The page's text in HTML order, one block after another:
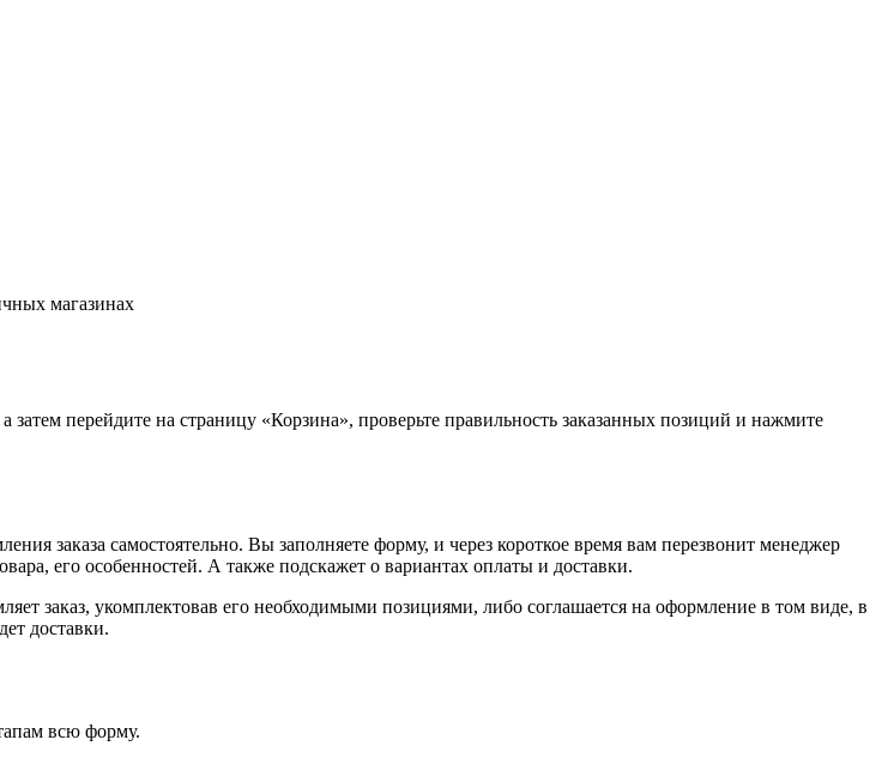
магазинах
перейдите на страницу «Корзина», проверьте правильность заказанных позиций и нажмите
заказа самостоятельно. Вы заполняете форму, и через короткое время вам перезвонит менеджер
его особенностей. А также подскажет о вариантах оплаты и доставки.
заказ, укомплектовав его необходимыми позициями, либо соглашается на оформление в том виде, в
доставки.
всю форму.